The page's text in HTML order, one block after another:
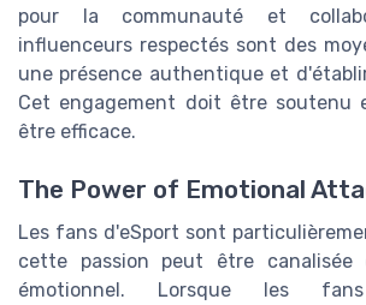
pour la communauté et
influenceurs respectés sont des
une présence authentique et
Cet engagement doit être soutenu
être efficace.
The Power of Emotional
Les fans d'eSport sont
cette passion peut être canalisée
émotionnel. Lorsque les